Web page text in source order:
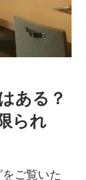
ある？
られ
ご覧いた